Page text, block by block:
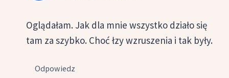
Oglądałam. Jak dla mnie wszystko działo się
tam za szybko. Choć łzy wzruszenia i tak były.
Odpowiedz